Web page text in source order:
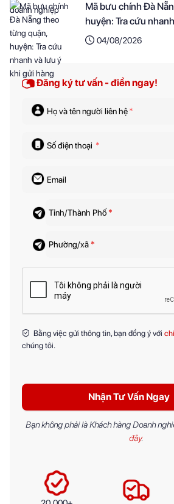
Mã bưu chính Đà
huyện: Tra cứu
04/08/2026
Đăng ký tư vấn - điền ngay!
Họ và tên người liên hệ*
Số điện thoại *
Email
Tỉnh/Thành Phố *
Phường/xã *
Bằng việc gửi thông tin, bạn đồng ý với
chúng tôi.
Nhận Tư Vấn Ngay
Bạn không phải là Khách hàng Doanh
đây.